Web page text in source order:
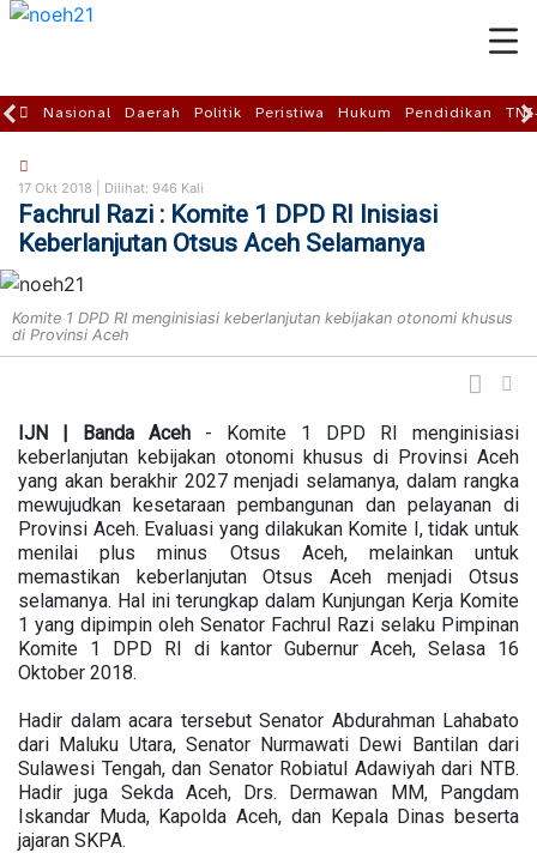
Nasional Daerah Politik Peristiwa Hukum Pendidikan
17 Okt 2018 | Dilihat: 946 Kali
Fachrul Razi : Komite 1 DPD RI Inisiasi
Keberlanjutan Otsus Aceh Selamanya
Komite 1 DPD RI menginisiasi keberlanjutan kebijakan otonomi khusus
di Provinsi Aceh
IJN | Banda Aceh - Komite 1 DPD RI menginisiasi
keberlanjutan kebijakan otonomi khusus di Provinsi Aceh
yang akan berakhir 2027 menjadi selamanya, dalam rangka
mewujudkan kesetaraan pembangunan dan pelayanan di
Provinsi Aceh. Evaluasi yang dilakukan Komite I, tidak untuk
menilai plus minus Otsus Aceh, melainkan untuk
memastikan keberlanjutan Otsus Aceh menjadi Otsus
selamanya. Hal ini terungkap dalam Kunjungan Kerja Komite
1 yang dipimpin oleh Senator Fachrul Razi selaku Pimpinan
Komite 1 DPD RI di kantor Gubernur Aceh, Selasa 16
Oktober 2018.
Hadir dalam acara tersebut Senator Abdurahman Lahabato
dari Maluku Utara, Senator Nurmawati Dewi Bantilan dari
Sulawesi Tengah, dan Senator Robiatul Adawiyah dari NTB.
Hadir juga Sekda Aceh, Drs. Dermawan MM, Pangdam
Iskandar Muda, Kapolda Aceh, dan Kepala Dinas beserta
jajaran SKPA.